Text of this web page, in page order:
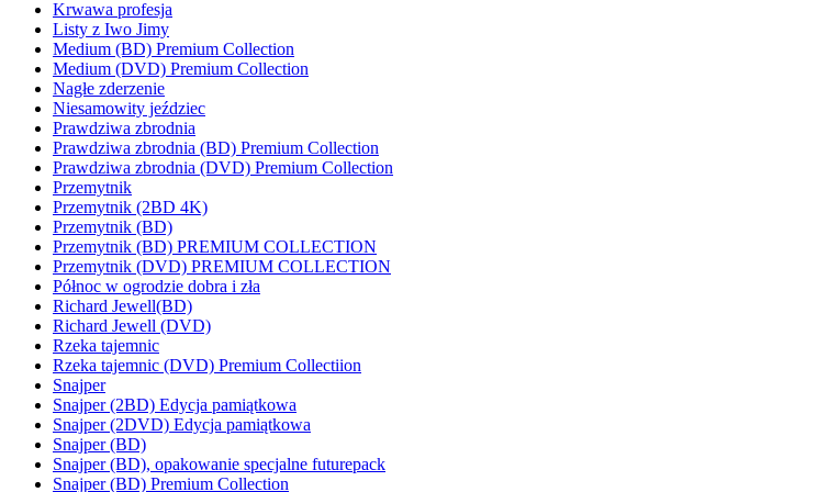
Krwawa profesja
Listy z Iwo Jimy
Medium (BD) Premium Collection
Medium (DVD) Premium Collection
Nagłe zderzenie
Niesamowity jeździec
Prawdziwa zbrodnia
Prawdziwa zbrodnia (BD) Premium Collection
Prawdziwa zbrodnia (DVD) Premium Collection
Przemytnik
Przemytnik (2BD 4K)
Przemytnik (BD)
Przemytnik (BD) PREMIUM COLLECTION
Przemytnik (DVD) PREMIUM COLLECTION
Północ w ogrodzie dobra i zła
Richard Jewell(BD)
Richard Jewell (DVD)
Rzeka tajemnic
Rzeka tajemnic (DVD) Premium Collectiion
Snajper
Snajper (2BD) Edycja pamiątkowa
Snajper (2DVD) Edycja pamiątkowa
Snajper (BD)
Snajper (BD), opakowanie specjalne futurepack
Snajper (BD) Premium Collection